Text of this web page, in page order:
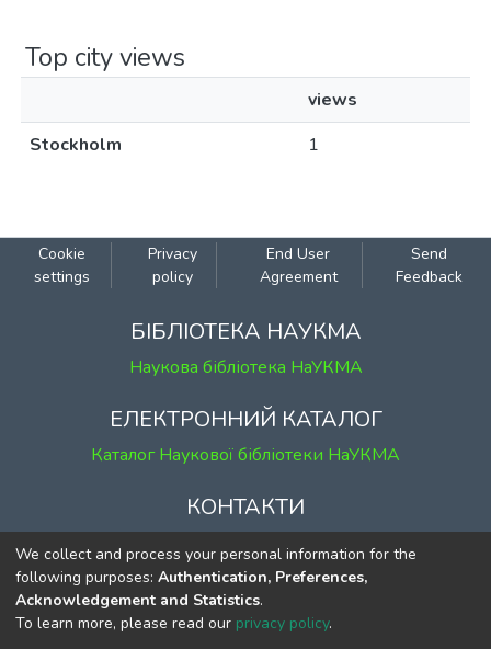
Top city views
views
Stockholm
1
Cookie
settings
Privacy
policy
End User
Agreement
Send
Feedback
БІБЛІОТЕКА НАУКМА
Наукова бібліотека НаУКМА
ЕЛЕКТРОННИЙ КАТАЛОГ
Каталог Наукової бібліотеки НаУКМА
КОНТАКТИ
м. Київ, вул. Григорія Сковороди, 2
к. 1, к. 120
тел. (044) 463-69-31
ekmair@ukma.edu.ua
We collect and process your personal information for the
following purposes: Authentication, Preferences,
Acknowledgement and Statistics.
To learn more, please read our privacy policy.